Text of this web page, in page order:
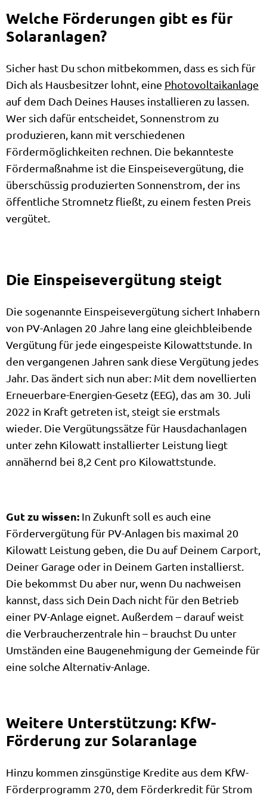
Welche Förderungen gibt es für
Solaranlagen?
Sicher hast Du schon mitbekommen, dass es sich für
Dich als Hausbesitzer lohnt, eine Photovoltaikanlage
auf dem Dach Deines Hauses installieren zu lassen.
Wer sich dafür entscheidet, Sonnenstrom zu
produzieren, kann mit verschiedenen
Fördermöglichkeiten rechnen. Die bekannteste
Fördermaßnahme ist die Einspeisevergütung, die
überschüssig produzierten Sonnenstrom, der ins
öffentliche Stromnetz fließt, zu einem festen Preis
vergütet.
Die Einspeisevergütung steigt
Die sogenannte Einspeisevergütung sichert Inhabern
von PV-Anlagen 20 Jahre lang eine gleichbleibende
Vergütung für jede eingespeiste Kilowattstunde. In
den vergangenen Jahren sank diese Vergütung jedes
Jahr. Das ändert sich nun aber: Mit dem novellierten
Erneuerbare-Energien-Gesetz (EEG), das am 30. Juli
2022 in Kraft getreten ist, steigt sie erstmals
wieder. Die Vergütungssätze für Hausdachanlagen
unter zehn Kilowatt installierter Leistung liegt
annähernd bei 8,2 Cent pro Kilowattstunde.
Gut zu wissen: In Zukunft soll es auch eine
Fördervergütung für PV-Anlagen bis maximal 20
Kilowatt Leistung geben, die Du auf Deinem Carport,
Deiner Garage oder in Deinem Garten installierst.
Die bekommst Du aber nur, wenn Du nachweisen
kannst, dass sich Dein Dach nicht für den Betrieb
einer PV-Anlage eignet. Außerdem – darauf weist
die Verbraucherzentrale hin – brauchst Du unter
Umständen eine Baugenehmigung der Gemeinde für
eine solche Alternativ-Anlage.
Weitere Unterstützung: KfW-
Förderung zur Solaranlage
Hinzu kommen zinsgünstige Kredite aus dem KfW-
Förderprogramm 270, dem Förderkredit für Strom